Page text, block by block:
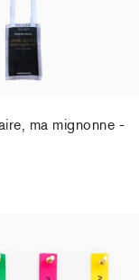
ma mignonne -